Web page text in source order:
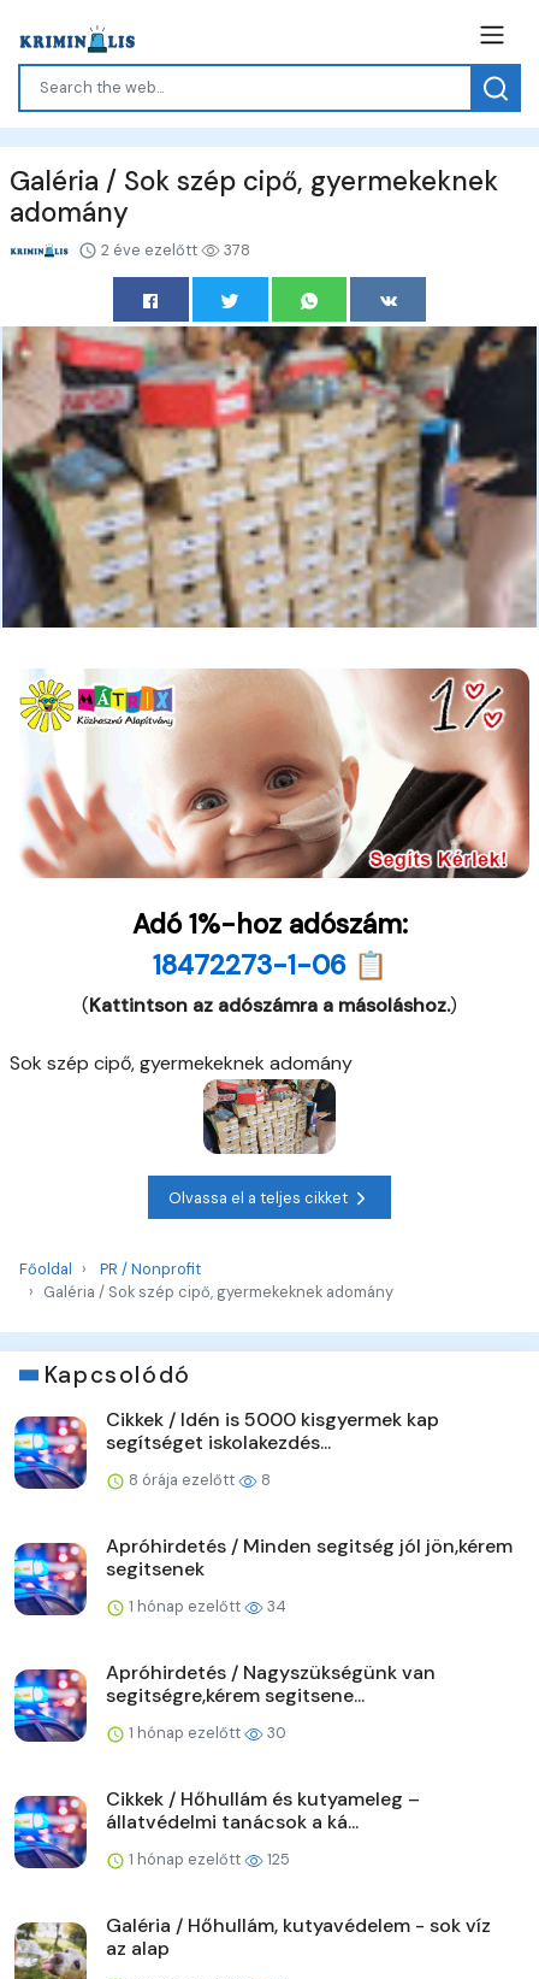
Galéria / Sok szép cipő, gyermekeknek
adomány
2 éve ezelőtt 378
Adó 1%-hoz adószám:
18472273-1-06 📋
(Kattintson az adószámra a másoláshoz.)
Sok szép cipő, gyermekeknek adomány
Olvassa el a teljes cikket
Főoldal
PR / Nonprofit
Galéria / Sok szép cipő, gyermekeknek adomány
Kapcsolódó
Cikkek / Idén is 5000 kisgyermek kap
segítséget iskolakezdés...
8 órája ezelőtt 8
Apróhirdetés / Minden segitség jól jön,kérem
segitsenek
1 hónap ezelőtt 34
Apróhirdetés / Nagyszükségünk van
segitségre,kérem segitsene...
1 hónap ezelőtt 30
Cikkek / Hőhullám és kutyameleg –
állatvédelmi tanácsok a ká...
1 hónap ezelőtt 125
Galéria / Hőhullám, kutyavédelem - sok víz
az alap